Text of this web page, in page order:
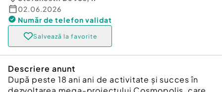
02.06.2026
Număr de telefon validat
Salvează la favorite
Descriere anunt
După peste 18 ani ani de activitate și succes în